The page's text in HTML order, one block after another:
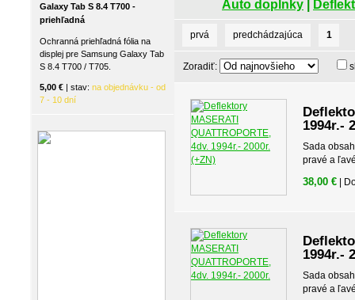
Galaxy Tab S 8.4 T700 -
priehľadná
Ochranná priehľadná fólia na
displej pre Samsung Galaxy Tab
S 8.4 T700 / T705.
5,00 € | stav: na objednávku - od
7 - 10 dní
Auto doplnky
prvá predchádzajúca 1
Zoradiť:
1994r.-
Sada
pravé a
38,00 € |
1994r.-
Sada
pravé a